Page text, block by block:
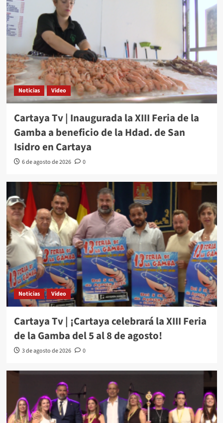
Noticias Video
Cartaya Tv | Inaugurada la XIII Feria de la
Gamba a beneficio de la Hdad. de San
Isidro en Cartaya
6 de agosto de 2026 0
Noticias Video
Cartaya Tv | ¡Cartaya celebrará la XIII Feria
de la Gamba del 5 al 8 de agosto!
3 de agosto de 2026 0